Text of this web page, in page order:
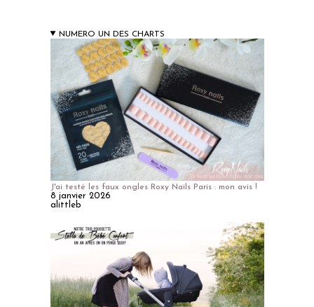
NUMERO UN DES CHARTS
J'ai testé les faux ongles Roxy Nails Paris : mon avis !
8 janvier 2026
alittleb